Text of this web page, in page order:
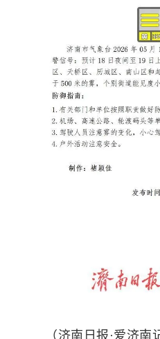
（济南日报·爱济南记